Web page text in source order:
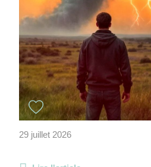
29 juillet 2026